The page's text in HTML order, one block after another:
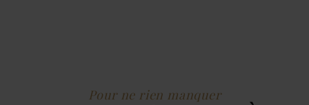
Pour ne rien manquer